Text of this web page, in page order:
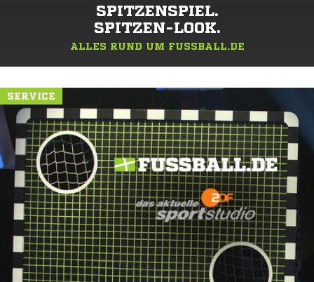
SPITZENSPIEL.
SPITZEN-LOOK.
ALLES RUND UM FUSSBALL.DE
SERVICE